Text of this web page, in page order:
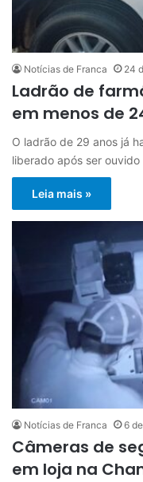
Notícias de Franca 24
Ladrão de
em menos de
O ladrão de 29 anos já
liberado após ser
Leia mais »
Notícias de Franca 6
Câmeras de
em loja na